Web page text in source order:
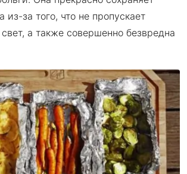
из-за того, что не пропускает
свет, а также совершенно безвредна